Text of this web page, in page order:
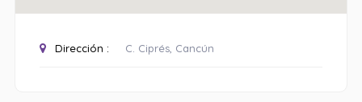
Dirección : C. Ciprés, Cancún